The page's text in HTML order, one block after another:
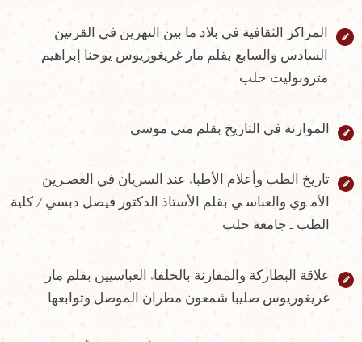
المراكز الثقافية في بلاد ما بين النهرين في القرنين
السادس والسابع بقلم مار غريغوريوس يوحنا إبراهيم
متروبوليت حلب
الموارنة في التاريخ بقلم متي موسى
تاريخ الطب وأعلام الأطباء عند السريان في العصـرين
الأمـوي والعباسـي بقلم الأستاذ الدكتور فيصل دبسي / كلية
الطب ـ جامعة حلب
علاقة البطاركة والمفارنة بالخلفاء العباسيين بقلم مار
غريغوريوس صليبا شمعون مطران الموصل وتوابعها